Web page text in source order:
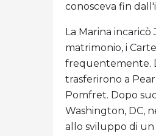
conosceva fin
La Marina
matrimonio, i
frequentemente.
trasferirono a
Pomfret. Dopo
Washington, DC,
allo sviluppo di